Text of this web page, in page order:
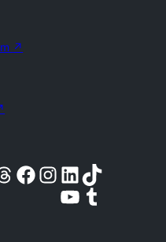
↗
cuenta de Mastodon
nuestra cuenta de Threads
Visita nuestra página de Facebook
Visita nuestra cuenta de Instagram
Visita nuestra cuenta de LinkedIn
Visita nuestra cuenta de TikTok
Visita nuestro canal de YouTube
Visita nuestra cuenta de Tumblr